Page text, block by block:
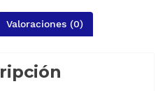
Valoraciones (0)